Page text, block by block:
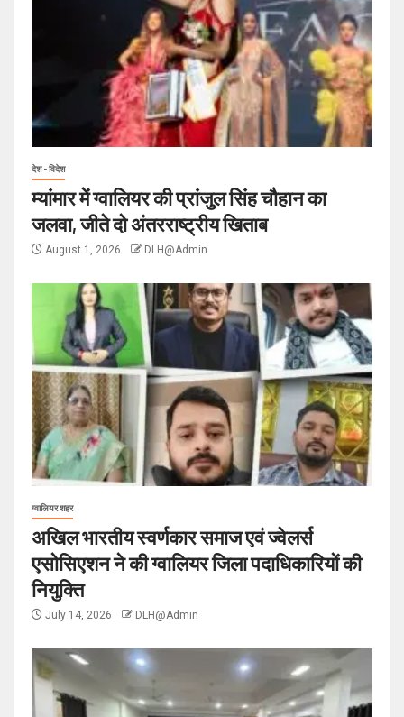
देश - विदेश
म्यांमार में ग्वालियर की प्रांजुल सिंह चौहान का
जलवा, जीते दो अंतरराष्ट्रीय खिताब
August 1, 2026 DLH@Admin
ग्वालियर शहर
अखिल भारतीय स्वर्णकार समाज एवं ज्वेलर्स
एसोसिएशन ने की ग्वालियर जिला पदाधिकारियों की
नियुक्ति
July 14, 2026 DLH@Admin